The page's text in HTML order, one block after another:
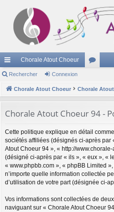
cc
ès
pi
de
Chorale Atout Choeur
u
s
Rechercher Connexion
Chorale Atout Choeur Chorale
Chorale Atout Choeur 94 -
Cette politique explique en détail
sociétés affiliées (désignés ci-après par
Atout Choeur 94 », « http://
(désigné ci-après par « ils », « eux », «
« www.phpbb.com », « phpBB Limited
n’importe quelle information collectée
d’utilisation de votre part (désignée ci-
Vos informations sont collectées de
naviguant sur « Chorale Atout Choeur